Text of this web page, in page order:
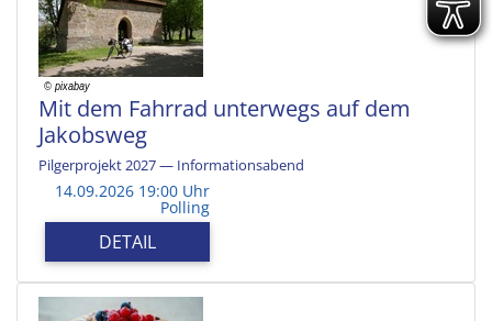
Mit dem Fahrrad unterwegs auf dem
Jakobsweg
Pilgerprojekt 2027 — Informationsabend
14.09.2026 19:00 Uhr
Polling
DETAIL